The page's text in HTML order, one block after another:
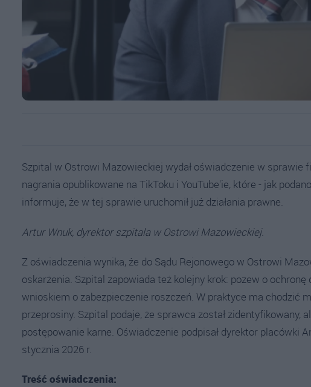
Szpital w Ostrowi Mazowieckiej wydał oświadczenie w sprawie
nagrania opublikowane na TikToku i YouTube'ie, które - jak
informuje, że w tej sprawie uruchomił już działania prawne.
Artur Wnuk, dyrektor szpitala w Ostrowi Mazowieckiej.
Z oświadczenia wynika, że do Sądu Rejonowego w Ostrowi
oskarżenia. Szpital zapowiada też kolejny krok: pozew o
wnioskiem o zabezpieczenie roszczeń. W praktyce ma chodzić
przeprosiny. Szpital podaje, że sprawca został zidentyfikowany,
postępowanie karne. Oświadczenie podpisał dyrektor placówki
stycznia 2026 r.
Treść oświadczenia: